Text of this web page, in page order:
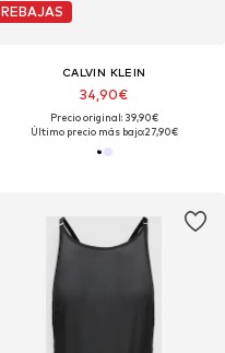
REBAJAS
CALVIN KLEIN
34,90€
Precio original: 39,90€
Último precio más bajo:27,90€